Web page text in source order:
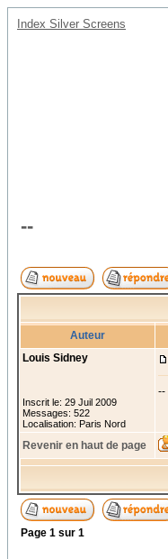
Index Silver Screens
--
Auteur
Louis Sidney
Inscrit le: 29 Juil 2009
Messages: 522
Localisation: Paris Nord
--
Revenir en haut de page
Page 1 sur 1